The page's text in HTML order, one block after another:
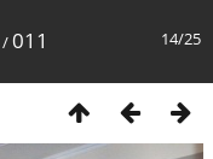
14/25
/011